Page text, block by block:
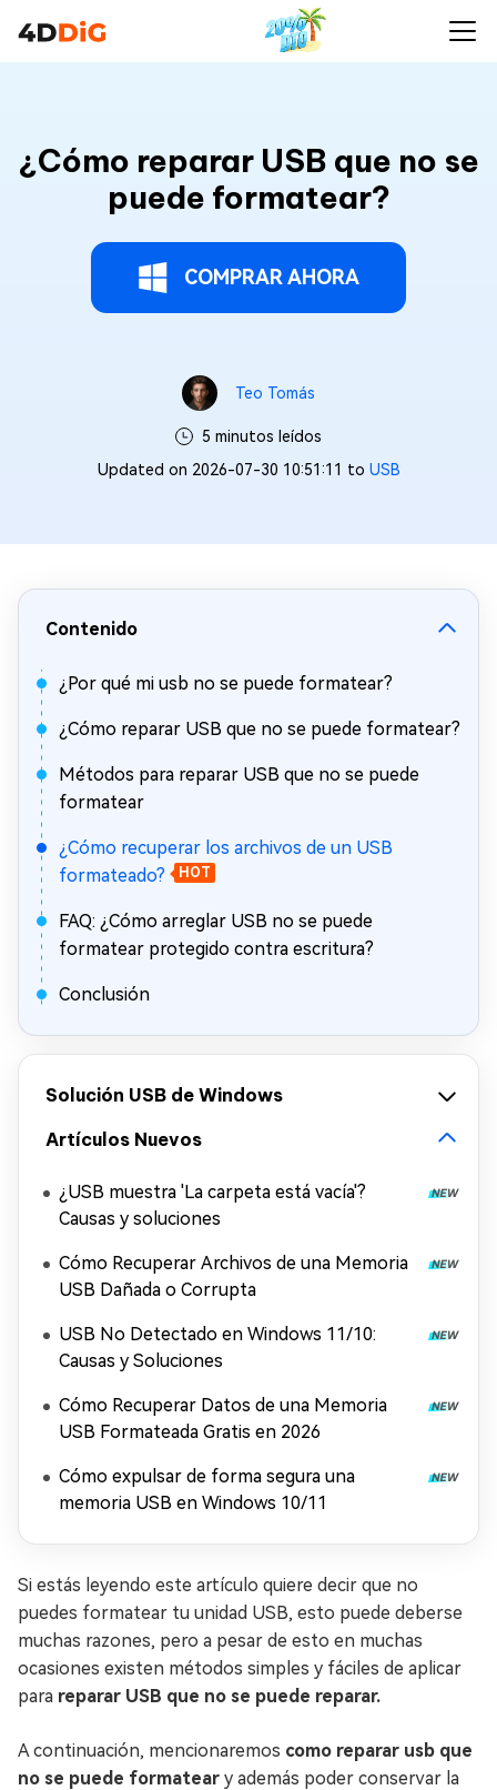
¿Cómo reparar USB que no se
puede formatear?
COMPRAR AHORA
Teo Tomás
5 minutos leídos
Updated on 2026-07-30 10:51:11 to USB
Contenido
¿Por qué mi usb no se puede formatear?
¿Cómo reparar USB que no se puede formatear?
Métodos para reparar USB que no se puede
formatear
¿Cómo recuperar los archivos de un USB
formateado?
HOT
FAQ: ¿Cómo arreglar USB no se puede
formatear protegido contra escritura?
Conclusión
Solución USB de Windows
Artículos Nuevos
¿USB muestra 'La carpeta está vacía'?
Causas y soluciones
Cómo Recuperar Archivos de una Memoria
USB Dañada o Corrupta
USB No Detectado en Windows 11/10:
Causas y Soluciones
Cómo Recuperar Datos de una Memoria
USB Formateada Gratis en 2026
Cómo expulsar de forma segura una
memoria USB en Windows 10/11
Si estás leyendo este artículo quiere decir que no
puedes formatear tu unidad USB, esto puede deberse
muchas razones, pero a pesar de esto en muchas
ocasiones existen métodos simples y fáciles de aplicar
para reparar USB que no se puede reparar.
A continuación, mencionaremos como reparar usb que
no se puede formatear y además poder conservar la